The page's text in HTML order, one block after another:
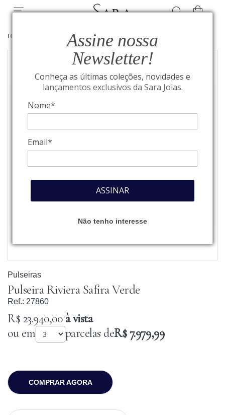
Assine nossa
Newsletter!
Conheça as últimas coleções, novidades e
lançamentos exclusivos da Sara Joias.
Nome*
Email*
ASSINAR
Não tenho interesse
HOME /PULSEIRAS
Pulseiras
Pulseira Riviera Safira Verde
Ref.: 27860
R$ 23.940,00à vista
ou em
parcelas deR$ 7.979,99
COMPRAR AGORA